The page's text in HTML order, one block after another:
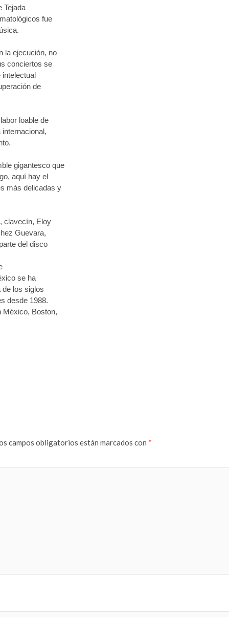
Tejada
fue
la ejecución, no
conciertos se
intelectual
de
loable de
gigantesco que
aquí hay el
más delicadas y
clavecín, Eloy
Guevara,
del disco
se ha
de los siglos
desde 1988.
México, Boston,
campos obligatorios están marcados con *